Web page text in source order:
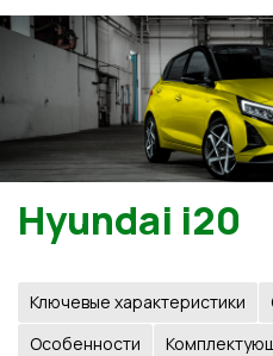
Hyundai i20
Ключевые характеристики
Особенности